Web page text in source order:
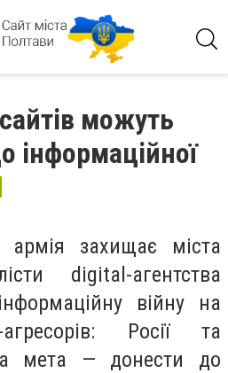
можуть
інформаційної
армія захищає міста
digital-агентства
війну на
агресорів: Росії та
мета — донести до